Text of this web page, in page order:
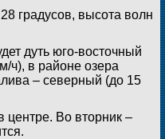
градусов, высота волн
дуть юго-восточный
ч), в районе озера
– северный (до 15
центре. Во вторник –